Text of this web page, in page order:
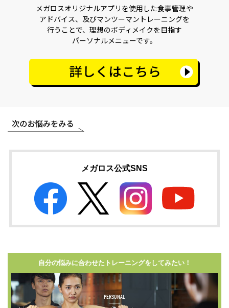
メガロスオリジナルアプリを使用した食事管理や
アドバイス、及びマンツーマントレーニングを
行うことで、理想のボディメイクを目指す
パーソナルメニューです。
メガロス公式SNS
自分の悩みに合わせたトレーニングをしてみたい！
PERSONAL